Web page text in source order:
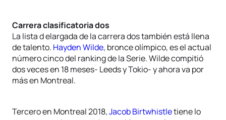
Carrera clasificatoria dos
La lista d elargada de la carrera dos también está llena
de talento. Hayden Wilde, bronce olímpico, es el actual
número cinco del ranking de la Serie. Wilde compitió
dos veces en 18 meses- Leeds y Tokio- y ahora va por
más en Montreal.
Tercero en Montreal 2018,Jacob Birtwhistletiene lo